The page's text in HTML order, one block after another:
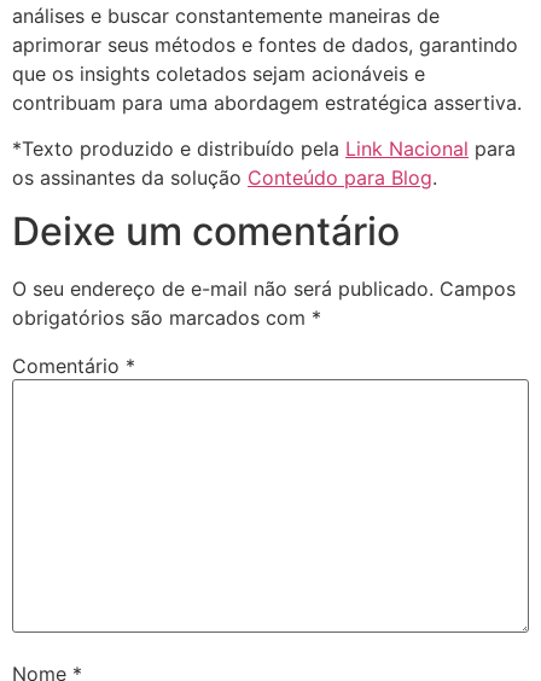
análises e buscar constantemente maneiras de
aprimorar seus métodos e fontes de dados, garantindo
que os insights coletados sejam acionáveis e
contribuam para uma abordagem estratégica assertiva.
*Texto produzido e distribuído pela Link Nacional para
os assinantes da solução Conteúdo para Blog.
Deixe um comentário
O seu endereço de e-mail não será publicado. Campos
obrigatórios são marcados com *
Comentário *
Nome *